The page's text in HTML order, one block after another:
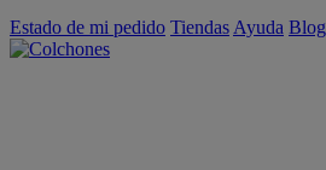
Estado de mi pedido Tiendas Ayuda Blog